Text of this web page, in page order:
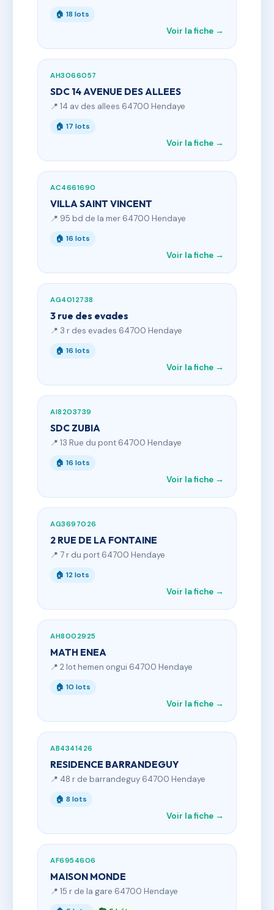
🏠 18 lots
Voir la fiche →
AH3066057
SDC 14 AVENUE DES ALLEES
📍 14 av des allees 64700 Hendaye
🏠 17 lots
Voir la fiche →
AC4661690
VILLA SAINT VINCENT
📍 95 bd de la mer 64700 Hendaye
🏠 16 lots
Voir la fiche →
AG4012738
3 rue des evades
📍 3 r des evades 64700 Hendaye
🏠 16 lots
Voir la fiche →
AI8203739
SDC ZUBIA
📍 13 Rue du pont 64700 Hendaye
🏠 16 lots
Voir la fiche →
AG3697026
2 RUE DE LA FONTAINE
📍 7 r du port 64700 Hendaye
🏠 12 lots
Voir la fiche →
AH8002925
MATH ENEA
📍 2 lot hemen ongui 64700 Hendaye
🏠 10 lots
Voir la fiche →
AB4341426
RESIDENCE BARRANDEGUY
📍 48 r de barrandeguy 64700 Hendaye
🏠 8 lots
Voir la fiche →
AF6954606
MAISON MONDE
📍 15 r de la gare 64700 Hendaye